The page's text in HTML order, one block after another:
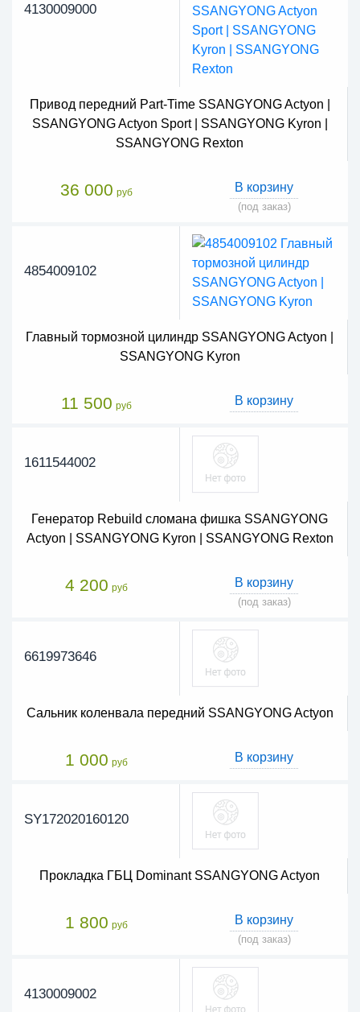
4130009000
Привод передний Part-Time SSANGYONG Actyon |
SSANGYONG Actyon Sport | SSANGYONG Kyron |
SSANGYONG Rexton
36 000 руб В корзину
(под заказ)
4854009102
Главный тормозной цилиндр SSANGYONG Actyon |
SSANGYONG Kyron
11 500 руб В корзину
1611544002
Генератор Rebuild сломана фишка SSANGYONG
Actyon | SSANGYONG Kyron | SSANGYONG Rexton
4 200 руб В корзину
(под заказ)
6619973646
Сальник коленвала передний SSANGYONG Actyon
1 000 руб В корзину
SY172020160120
Прокладка ГБЦ Dominant SSANGYONG Actyon
1 800 руб В корзину
(под заказ)
4130009002